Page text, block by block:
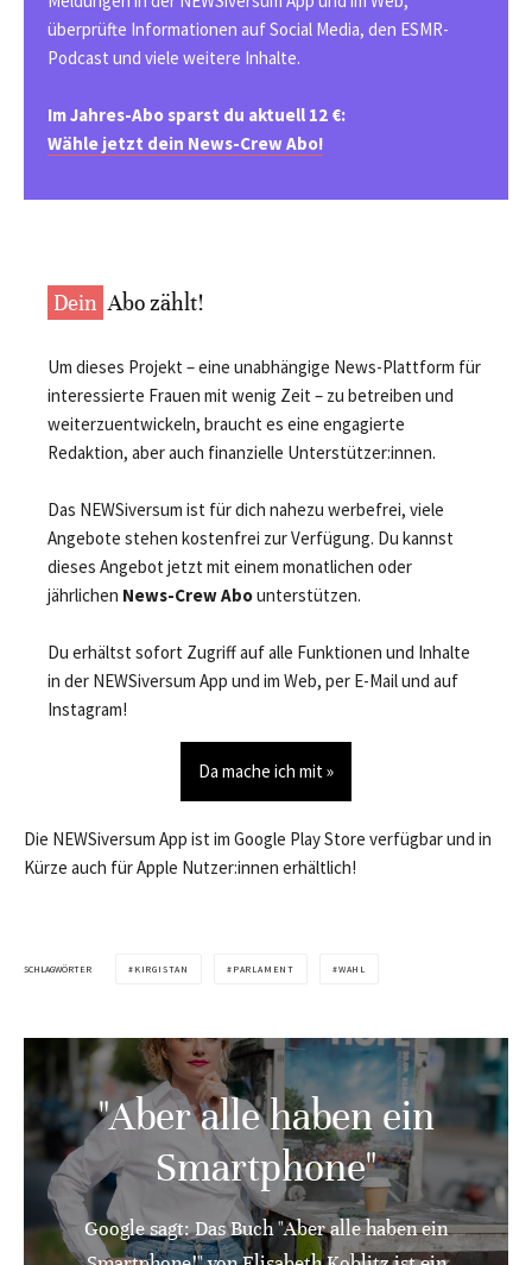
überprüfte Informationen auf Social Media, den ESMR-
Podcast und viele weitere Inhalte.
Im Jahres-Abo sparst du aktuell 12 €:
Wähle jetzt dein News-Crew Abo!
Dein Abo zählt!
Um dieses Projekt – eine unabhängige News-Plattform für
interessierte Frauen mit wenig Zeit – zu betreiben und
weiterzuentwickeln, braucht es eine engagierte
Redaktion, aber auch finanzielle Unterstützer:innen.
Das NEWSiversum ist für dich nahezu werbefrei, viele
Angebote stehen kostenfrei zur Verfügung. Du kannst
dieses Angebot jetzt mit einem monatlichen oder
jährlichen News-Crew Abounterstützen.
Du erhältst sofort Zugriff auf alle Funktionen und Inhalte
in der NEWSiversum App und im Web, per E-Mail und auf
Instagram!
Da mache ich mit »
Die NEWSiversum App ist im Google Play Store verfügbar und in
Kürze auch für Apple Nutzer:innen erhältlich!
SCHLAGWÖRTER KIRGISTAN PARLAMENT WAHL
"Aber alle haben ein
Smartphone"
Google sagt: Das Buch "Aber alle haben ein